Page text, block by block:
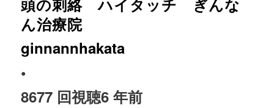
頭の刺絡 ハイタッチ ぎんな
ん治療院
ginnannhakata
•
8677 回視聴6 年前